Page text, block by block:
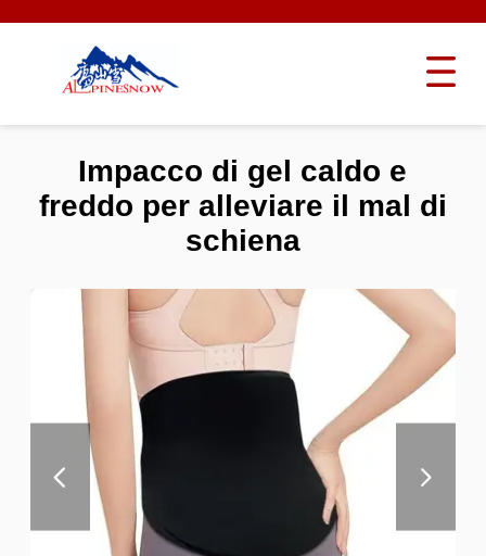
Impacco di gel caldo e
freddo per alleviare il mal di
schiena